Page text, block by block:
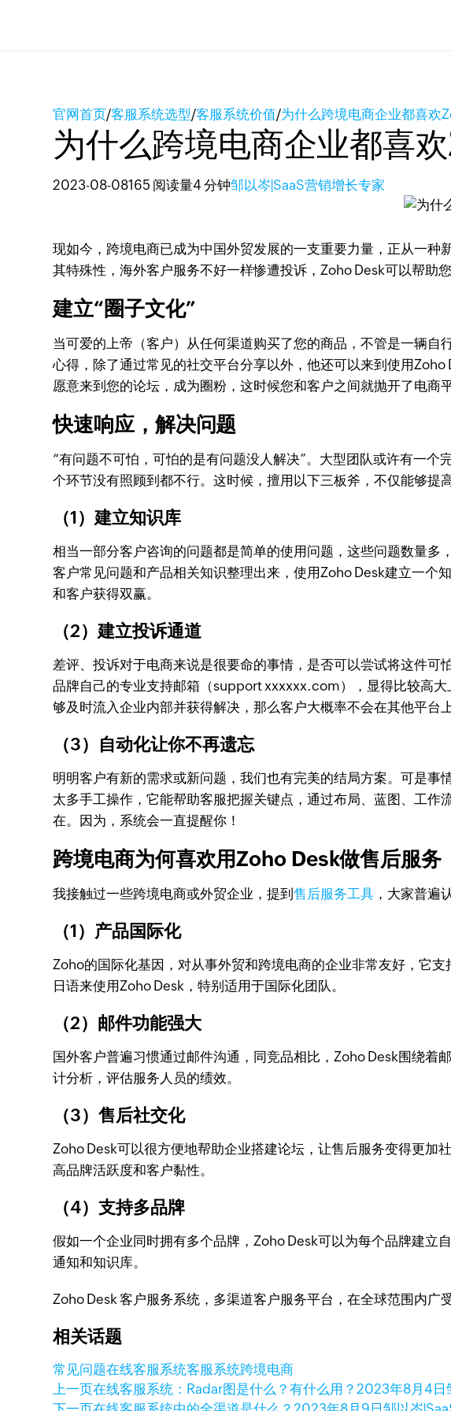
官网首页/客服系统选型/客服系统价值/为什么跨境电商企业都喜欢
为什么跨境电商企业都喜
2023-08-08165 阅读量4 分钟邹以岑|SaaS营销增长专家
现如今，跨境电商已成为中国外贸发展的一支重要力量，正从一
其特殊性，海外客户服务不好一样惨遭投诉，Zoho Desk可以帮助
建立“圈子文化”
当可爱的上帝（客户）从任何渠道购买了您的商品，不管是一辆
心得，除了通过常见的社交平台分享以外，他还可以来到使用
愿意来到您的论坛，成为圈粉，这时候您和客户之间就抛开了电商
快速响应，解决问题
“有问题不可怕，可怕的是有问题没人解决”。大型团队或许有一
个环节没有照顾到都不行。这时候，擅用以下三板斧，不仅能够提
（1）建立知识库
相当一部分客户咨询的问题都是简单的使用问题，这些问题数量
客户常见问题和产品相关知识整理出来，使用Zoho Desk建立一个
和客户获得双赢。
（2）建立投诉通道
差评、投诉对于电商来说是很要命的事情，是否可以尝试将这件
品牌自己的专业支持邮箱（support xxxxxx.com），显得比较高
够及时流入企业内部并获得解决，那么客户大概率不会在其他平台
（3）自动化让你不再遗忘
明明客户有新的需求或新问题，我们也有完美的结局方案。可是
太多手工操作，它能帮助客服把握关键点，通过布局、蓝图、工
在。因为，系统会一直提醒你！
跨境电商为何喜欢用Zoho Desk做售后服务
我接触过一些跨境电商或外贸企业，提到售后服务工具 ，大家普遍
（1）产品国际化
Zoho的国际化基因，对从事外贸和跨境电商的企业非常友好，它
日语来使用Zoho Desk，特别适用于国际化团队。
（2）邮件功能强大
国外客户普遍习惯通过邮件沟通，同竞品相比，Zoho Desk围绕
计分析，评估服务人员的绩效。
（3）售后社交化
Zoho Desk可以很方便地帮助企业搭建论坛，让售后服务变得更加
高品牌活跃度和客户黏性。
（4）支持多品牌
假如一个企业同时拥有多个品牌，Zoho Desk可以为每个品牌建立
通知和知识库。
Zoho Desk 客户服务系统，多渠道客户服务平台，在全球范围内广
相关话题
常见问题在线客服系统客服系统跨境电商
上一页在线客服系统：Radar图是什么？有什么用？2023年8月4日